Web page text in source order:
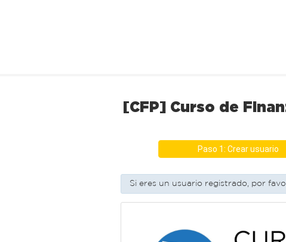
[CFP] Curso de
Paso 1: Crear usuario
Si eres un usuario registrado, por